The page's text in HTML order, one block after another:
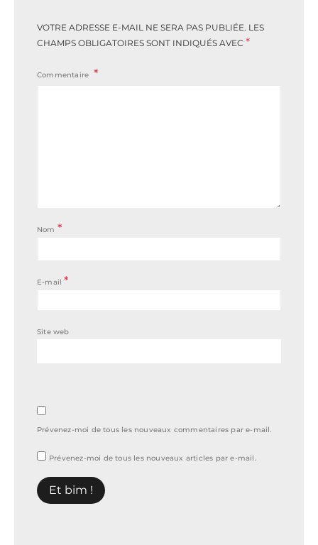
VOTRE ADRESSE E-MAIL NE SERA PAS PUBLIÉE. LES
CHAMPS OBLIGATOIRES SONT INDIQUÉS AVEC *
Commentaire
Nom *
E-mail*
Site web
Prévenez-moi de tous les nouveaux commentaires par e-mail.
Prévenez-moi de tous les nouveaux articles par e-mail.